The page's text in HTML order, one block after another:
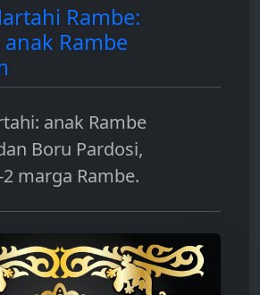
Rambe:
Rambe
anak Rambe
Boru Pardosi,
marga Rambe.